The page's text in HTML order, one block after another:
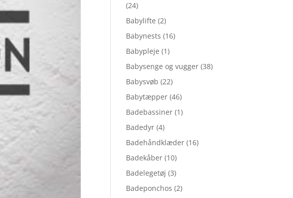
(24)
Babylifte (2)
Babynests (16)
Babypleje (1)
Babysenge og vugger (38)
Babysvøb (22)
Babytæpper (46)
Badebassiner (1)
Badedyr (4)
Badehåndklæder (16)
Badekåber (10)
Badelegetøj (3)
Badeponchos (2)